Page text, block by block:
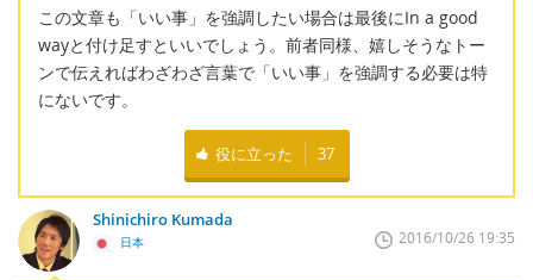
この文章も「いい事」を強調したい場合は最後にIn a good
wayと付け足すといいでしょう。前者同様、嬉しそうなトー
ンで伝えればわざわざ言葉で「いい事」を強調する必要は特
にないです。
役に立った 37
Shinichiro Kumada
日本 2016/10/26 19:35